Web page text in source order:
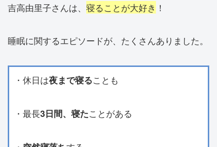
吉高由里子さんは、 寝ることが大好き ！
睡眠に関するエピソードが、たくさんありました。
・休日は夜まで寝ることも
・最長3日間、寝たことがある